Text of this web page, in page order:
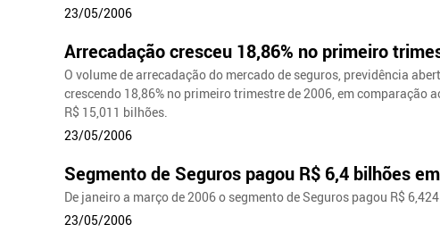
23/05/2006
Arrecadação cresceu 18,86% no primeiro
O volume de arrecadação do mercado de seguros, previdência
crescendo 18,86% no primeiro trimestre de 2006, em comparação
R$ 15,011 bilhões.
23/05/2006
Segmento de Seguros pagou R$ 6,4 bilhões
De janeiro a março de 2006 o segmento de Seguros pagou R$
23/05/2006